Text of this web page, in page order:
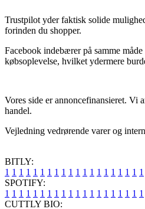
Trustpilot yder faktisk solide
forinden du shopper.
Facebook indebærer på samme
købsoplevelse, hvilket ydermere
Vores side er annoncefinansieret. Vi
handel.
Vejledning vedrørende varer og
BITLY:
1 1 1 1 1 1 1 1 1 1 1 1 1 1 1 1 1 1 1 1
SPOTIFY:
1 1 1 1 1 1 1 1 1 1 1 1 1 1 1 1 1 1 1 1
CUTTLY BIO: